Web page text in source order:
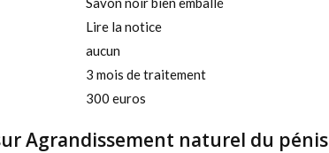
Lire la notice
aucun
3 mois de traitement
300 euros
Agrandissement naturel du pénis